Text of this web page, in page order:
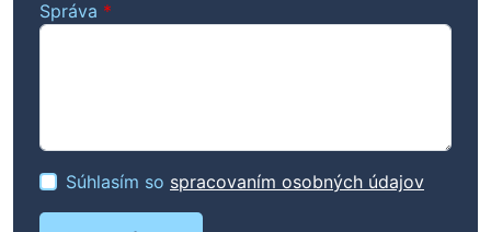
Správa *
Súhlasím so spracovaním osobných údajov